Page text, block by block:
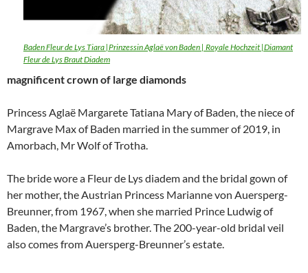
Baden Fleur de Lys Tiara |Prinzessin Aglaë von Baden | Royale Hochzeit |Diamant
Fleur de Lys Braut Diadem
magnificent crown of large diamonds
Princess Aglaë Margarete Tatiana Mary of Baden, the niece of
Margrave Max of Baden married in the summer of 2019, in
Amorbach, Mr Wolf of Trotha.
The bride wore a Fleur de Lys diadem and the bridal gown of
her mother, the Austrian Princess Marianne von Auersperg-
Breunner, from 1967, when she married Prince Ludwig of
Baden, the Margrave’s brother. The 200-year-old bridal veil
also comes from Auersperg-Breunner’s estate.